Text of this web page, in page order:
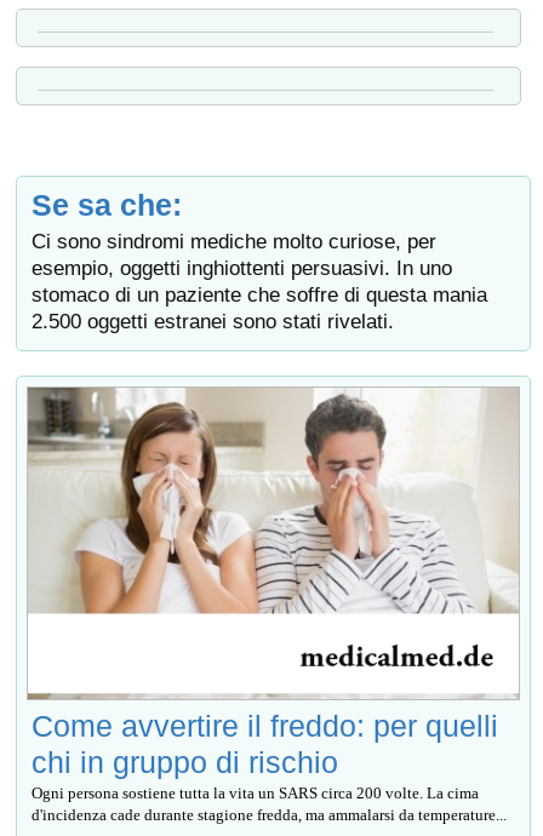
Se sa che:
Ci sono sindromi mediche molto curiose, per
esempio, oggetti inghiottenti persuasivi. In uno
stomaco di un paziente che soffre di questa mania
2.500 oggetti estranei sono stati rivelati.
Come avvertire il freddo: per quelli
chi in gruppo di rischio
Ogni persona sostiene tutta la vita un SARS circa 200 volte. La cima
d'incidenza cade durante stagione fredda, ma ammalarsi da temperature...